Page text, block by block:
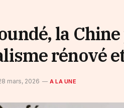
la
rénové
mars, 2026 A LA UNE